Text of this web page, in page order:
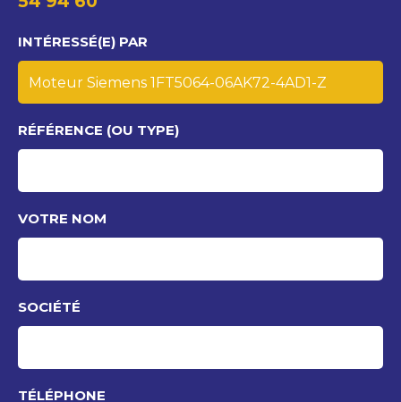
INTÉRESSÉ(E) PAR
RÉFÉRENCE (OU TYPE)
VOTRE NOM
SOCIÉTÉ
TÉLÉPHONE